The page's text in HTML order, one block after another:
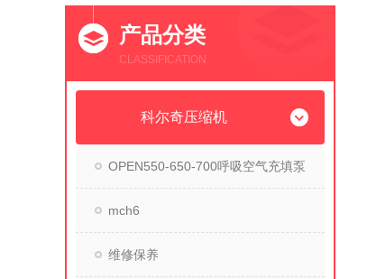
产品分类
CLASSIFICATION
科尔奇压缩机
OPEN550-650-700呼吸空气充填泵
mch6
维修保养